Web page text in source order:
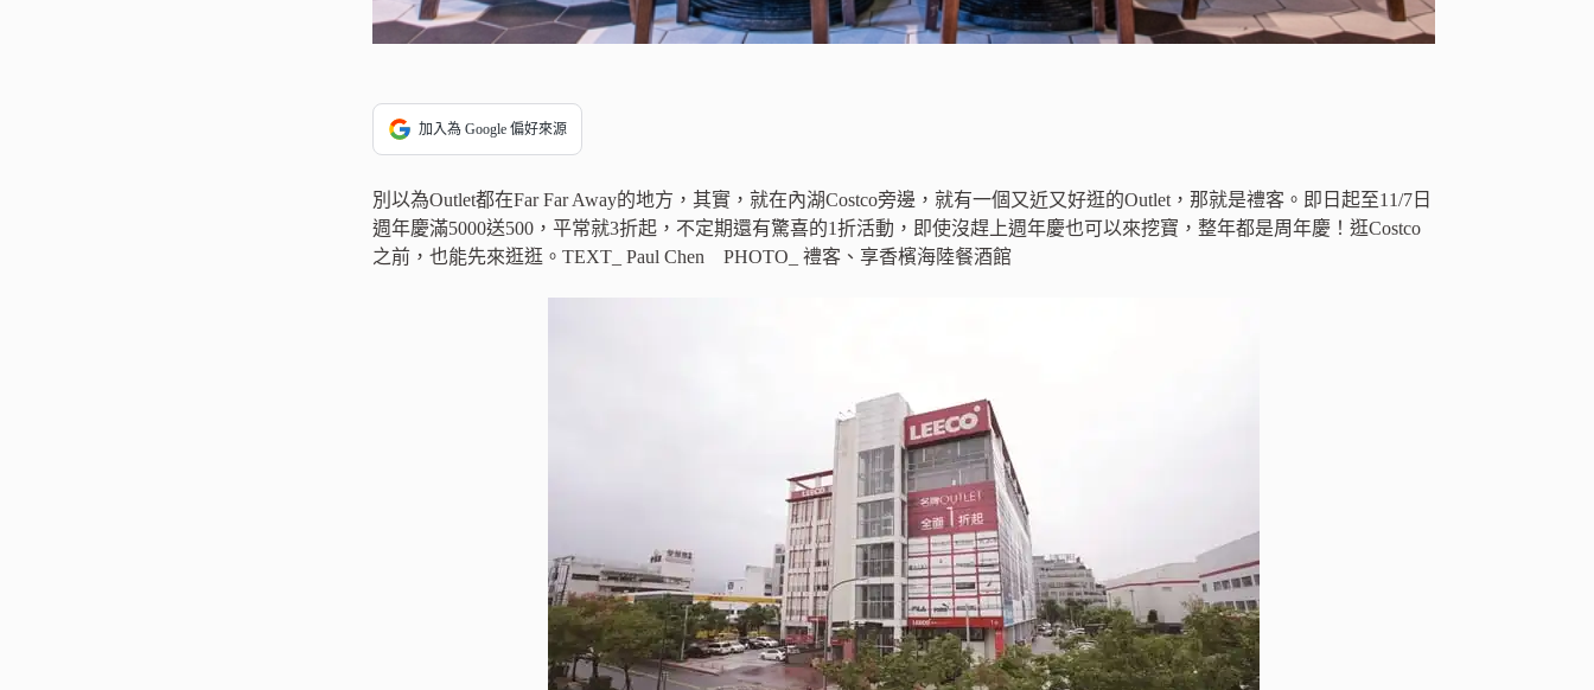
加入為 Google 偏好來源
別以為Outlet都在Far Far Away的地方，其實，就在內湖Costco旁邊，就有一個又近又好逛的Outlet，那就是禮客。即日起至11/7日
週年慶滿5000送500，平常就3折起，不定期還有驚喜的1折活動，即使沒趕上週年慶也可以來挖寶，整年都是周年慶！逛Costco
之前，也能先來逛逛。TEXT_ Paul Chen PHOTO_ 禮客、享香檳海陸餐酒館